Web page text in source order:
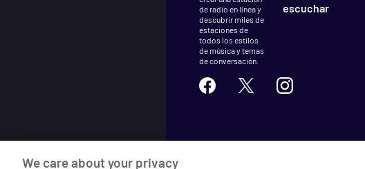
de radio en línea y
descubrir miles de
estaciones de
todos los estilos
de música y temas
de conversación.
escuchar
We care about your privacy